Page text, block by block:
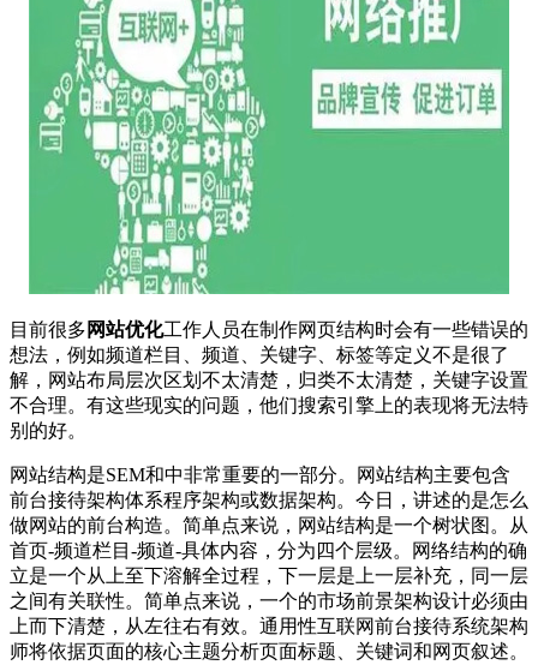
目前很多 网站优化工作人员在制作网页结构时会有一些错误的
想法，例如频道栏目、频道、关键字、标签等定义不是很了
解，网站布局层次区划不太清楚，归类不太清楚，关键字设置
不合理。有这些现实的问题，他们搜索引擎上的表现将无法特
别的好。
网站结构是SEM和中非常重要的一部分。网站结构主要包含
前台接待架构体系程序架构或数据架构。今日，讲述的是怎么
做网站的前台构造。简单点来说，网站结构是一个树状图。从
首页-频道栏目-频道-具体内容，分为四个层级。网络结构的确
立是一个从上至下溶解全过程，下一层是上一层补充，同一层
之间有关联性。简单点来说，一个的市场前景架构设计必须由
上而下清楚，从左往右有效。通用性互联网前台接待系统架构
师将依据页面的核心主题分析页面标题、关键词和网页叙述。